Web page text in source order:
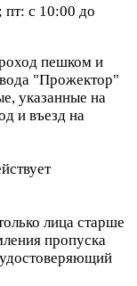
с 10:00 до
пешком и
"Прожектор"
указанные на
и въезд на
лица старше
пропуска